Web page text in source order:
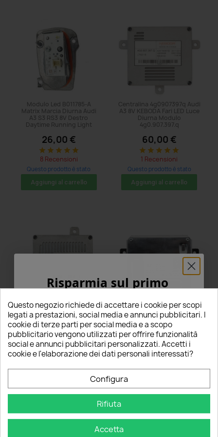
Modulo Led B011785-A
Matrix Marcia Diurna Audi
A3 S3 RS3 8V Destro
Daytime Running Light
26,00 €
star star star star star
8 Recensioni
Questo prodotto è stato
acquistato: 74 volte
Aggiungi al carrello
Centralina 4g0907397q Audi
A3 8V KEBODA Fari LED Luce
Diurna Modulo
4g0.907.397.q
60,00 €
star star star star star
1 Recensioni
Questo prodotto è stato
acquistato: 11 volte
Aggiungi al carrello
Centralina 4g0907397p Audi
A3 8V KEBODA Fari LED Luce
Diurna Modulo
4g0.907.397.p
46,99 €
3 Recensioni
Questo prodotto è stato
acquistato: 113 volte
Centralina 4G0907697D
Audi A3 8V Delphi Fari LED
Luce Diurna Modulo
4g0.907.697.d
38,00 €
2 Recensioni
Questo prodotto è stato
acquistato: 11 volte
Questo negozio richiede di accettare i cookie per scopi
legati a prestazioni, social media e annunci pubblicitari. I
cookie di terze parti per social media e a scopo
pubblicitario vengono utilizzati per offrire funzionalità
social e annunci pubblicitari personalizzati. Accetti i
cookie e l'elaborazione dei dati personali interessati?
Configura
Rifiuta
Accetta
Risparmia sul primo
5% PER TE!
Inserisci la tua email qui sotto per ricevere il
5% DI SCONTOsul tuo primo ordine!
Nome